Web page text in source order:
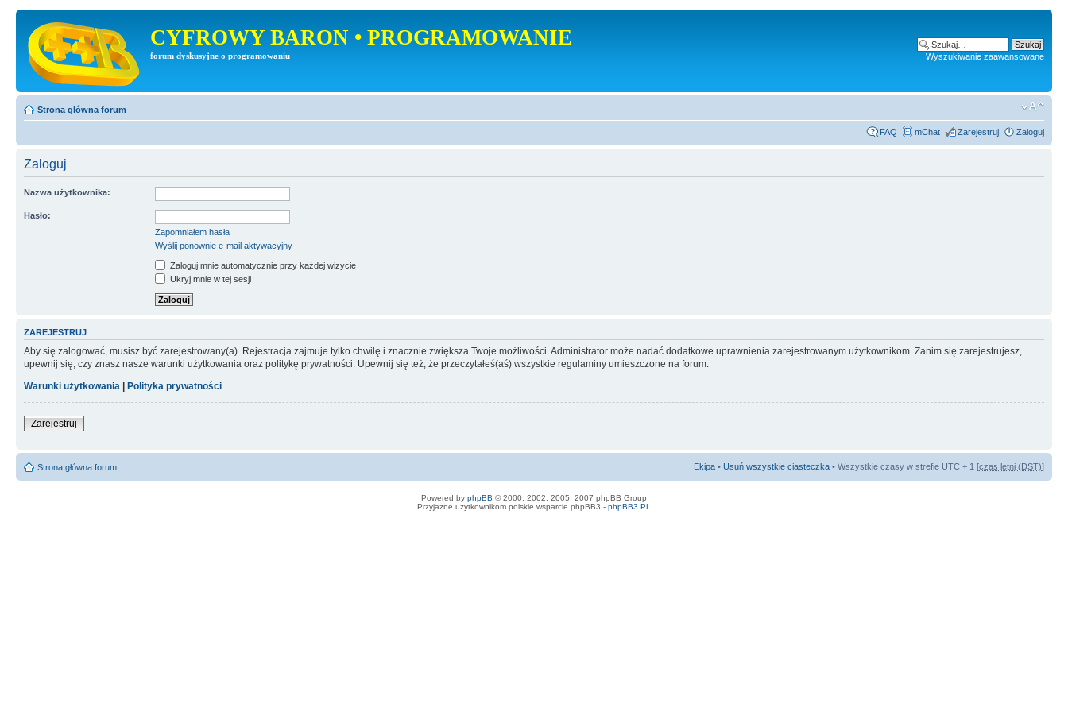
CYFROWY BARON • PROGRAMOWANIE
forum dyskusyjne o programowaniu Wyszukiwanie zaawansowane
Strona główna forum
FAQ mChat Zarejestruj Zaloguj
Zaloguj
Nazwa użytkownika:
Hasło:
Zapomniałem hasła
Wyślij ponownie e-mail aktywacyjny
Zaloguj mnie automatycznie przy każdej wizycie
Ukryj mnie w tej sesji
ZAREJESTRUJ
Aby się zalogować, musisz być zarejestrowany(a). Rejestracja zajmuje tylko chwilę i znacznie zwiększa Twoje możliwości. Administrator może nadać dodatkowe uprawnienia zarejestrowanym użytkownikom. Zanim się zarejestrujesz,
upewnij się, czy znasz nasze warunki użytkowania oraz politykę prywatności. Upewnij się też, że przeczytałeś(aś) wszystkie regulaminy umieszczone na forum.
Warunki użytkowania | Polityka prywatności
Zarejestruj
Strona główna forum Ekipa • Usuń wszystkie ciasteczka • Wszystkie czasy w strefie UTC + 1 [czas letni (DST)]
Powered by phpBB © 2000, 2002, 2005, 2007 phpBB Group
Przyjazne użytkownikom polskie wsparcie phpBB3 - phpBB3.PL